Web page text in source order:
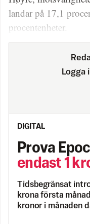
landar på 17,1
procentenheter.
Logga
DIGITAL
Prova
endast 1
Tidsbegränsat
krona första
kronor i månaden